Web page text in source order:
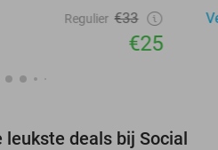
Regulier €33
€25
leukste deals bij Social